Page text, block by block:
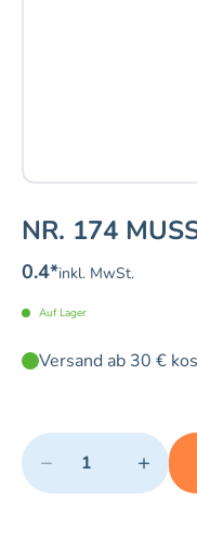
NR. 174
0.4*inkl. MwSt.
Auf Lager
Versand ab 30 €
Quantity
− +
Minimum quantity: 1
Add 1 item to cart